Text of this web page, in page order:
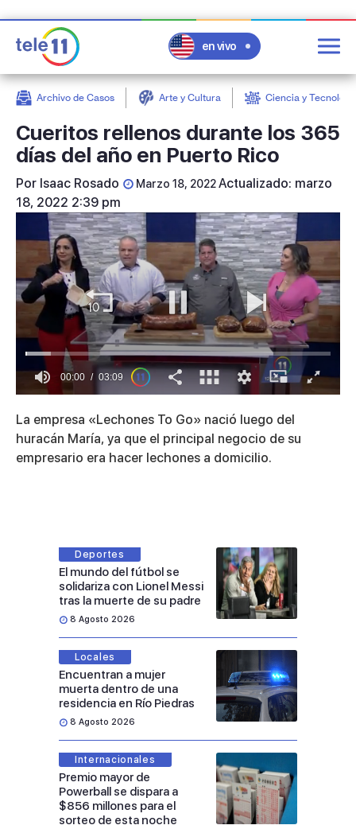
en vivo
Archivo de Casos Arte y Cultura Ciencia y
Cueritos rellenos durante los 365
días del año en Puerto Rico
Por Isaac Rosado Marzo 18, 2022Actualizado: marzo
18, 2022 2:39 pm
seconds
of
3
9
00:01 03:09
La empresa «Lechones To Go» nació luego del
huracán María, ya que el principal negocio de su
empresario era hacer lechones a domicilio.
Deportes
El mundo del fútbol se
solidariza con Lionel Messi
tras la muerte de su padre
8 Agosto 2026
Locales
Encuentran a mujer
muerta dentro de una
residencia en Río Piedras
8 Agosto 2026
Internacionales
Premio mayor de
Powerball se dispara a
$856 millones para el
sorteo de esta noche
post